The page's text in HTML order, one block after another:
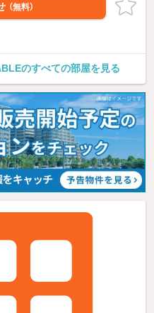
（無料）
のすべての部屋を見る